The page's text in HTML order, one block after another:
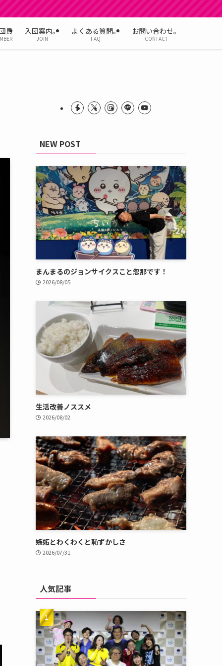
員 入団案内。
JOIN
よくある質問。
FAQ
お問い合わせ。
CONTACT
NEW POST
まんまるのジョンサイクスこと忽那です！
2026/08/05
生活改善ノススメ
2026/08/02
嫉妬とわくわくと恥ずかしさ
2026/07/31
人気記事